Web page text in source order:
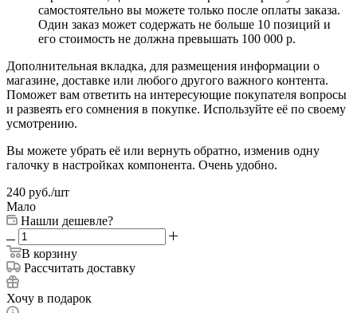
самостоятельно вы можете только после оплаты заказа.
Один заказ может содержать не больше 10 позиций и
его стоимость не должна превышать 100 000 р.
Дополнительная вкладка, для размещения информации о
магазине, доставке или любого другого важного контента.
Поможет вам ответить на интересующие покупателя вопросы
и развеять его сомнения в покупке. Используйте её по своему
усмотрению.
Вы можете убрать её или вернуть обратно, изменив одну
галочку в настройках компонента. Очень удобно.
240 руб./шт
Мало
Нашли дешевле?
В корзину
Рассчитать доставку
Хочу в подарок